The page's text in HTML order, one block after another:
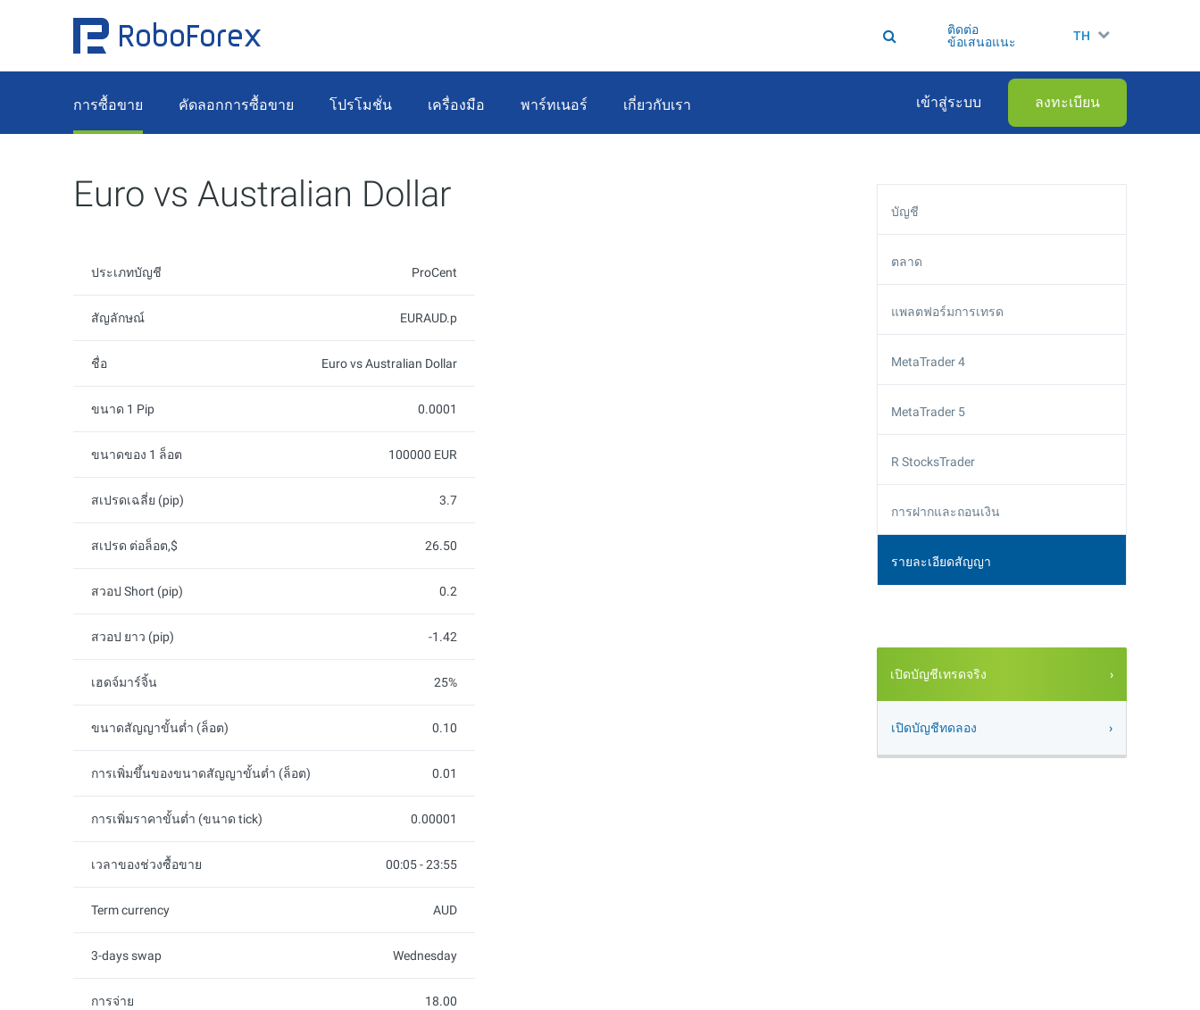
ติดต่อ
ข้อเสนอแนะ
TH
การซื้อขาย คัดลอกการซื้อขาย โปรโมชั่น เครื่องมือ พาร์ทเนอร์ เกี่ยวกับเรา เข้าสู่ระบบ ลงทะเบียน
Euro vs Australian Dollar
ประเภทบัญชี ProCent
สัญลักษณ์ EURAUD.p
ชื่อ Euro vs Australian Dollar
ขนาด 1 Pip 0.0001
ขนาดของ 1 ล็อต 100000 EUR
สเปรดเฉลี่ย (pip) 3.7
สเปรด ต่อล็อต,$ 26.50
สวอป Short (pip) 0.2
สวอป ยาว (pip) -1.42
เฮดจ์มาร์จิ้น 25%
ขนาดสัญญาขั้นต่ำ (ล็อต) 0.10
การเพิ่มขึ้นของขนาดสัญญาขั้นต่ำ (ล็อต) 0.01
การเพิ่มราคาขั้นต่ำ (ขนาด tick) 0.00001
เวลาของช่วงซื้อขาย 00:05 - 23:55
Term currency AUD
3-days swap Wednesday
การจ่าย 18.00
บัญชี
ตลาด
แพลตฟอร์มการเทรด
MetaTrader 4
MetaTrader 5
R StocksTrader
การฝากและถอนเงิน
รายละเอียดสัญญา
เปิดบัญชีเทรดจริง
เปิดบัญชีทดลอง